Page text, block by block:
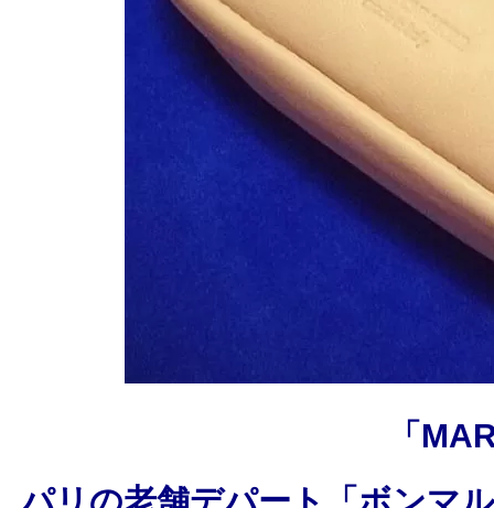
「
パリの老舗デパート「ボンマ